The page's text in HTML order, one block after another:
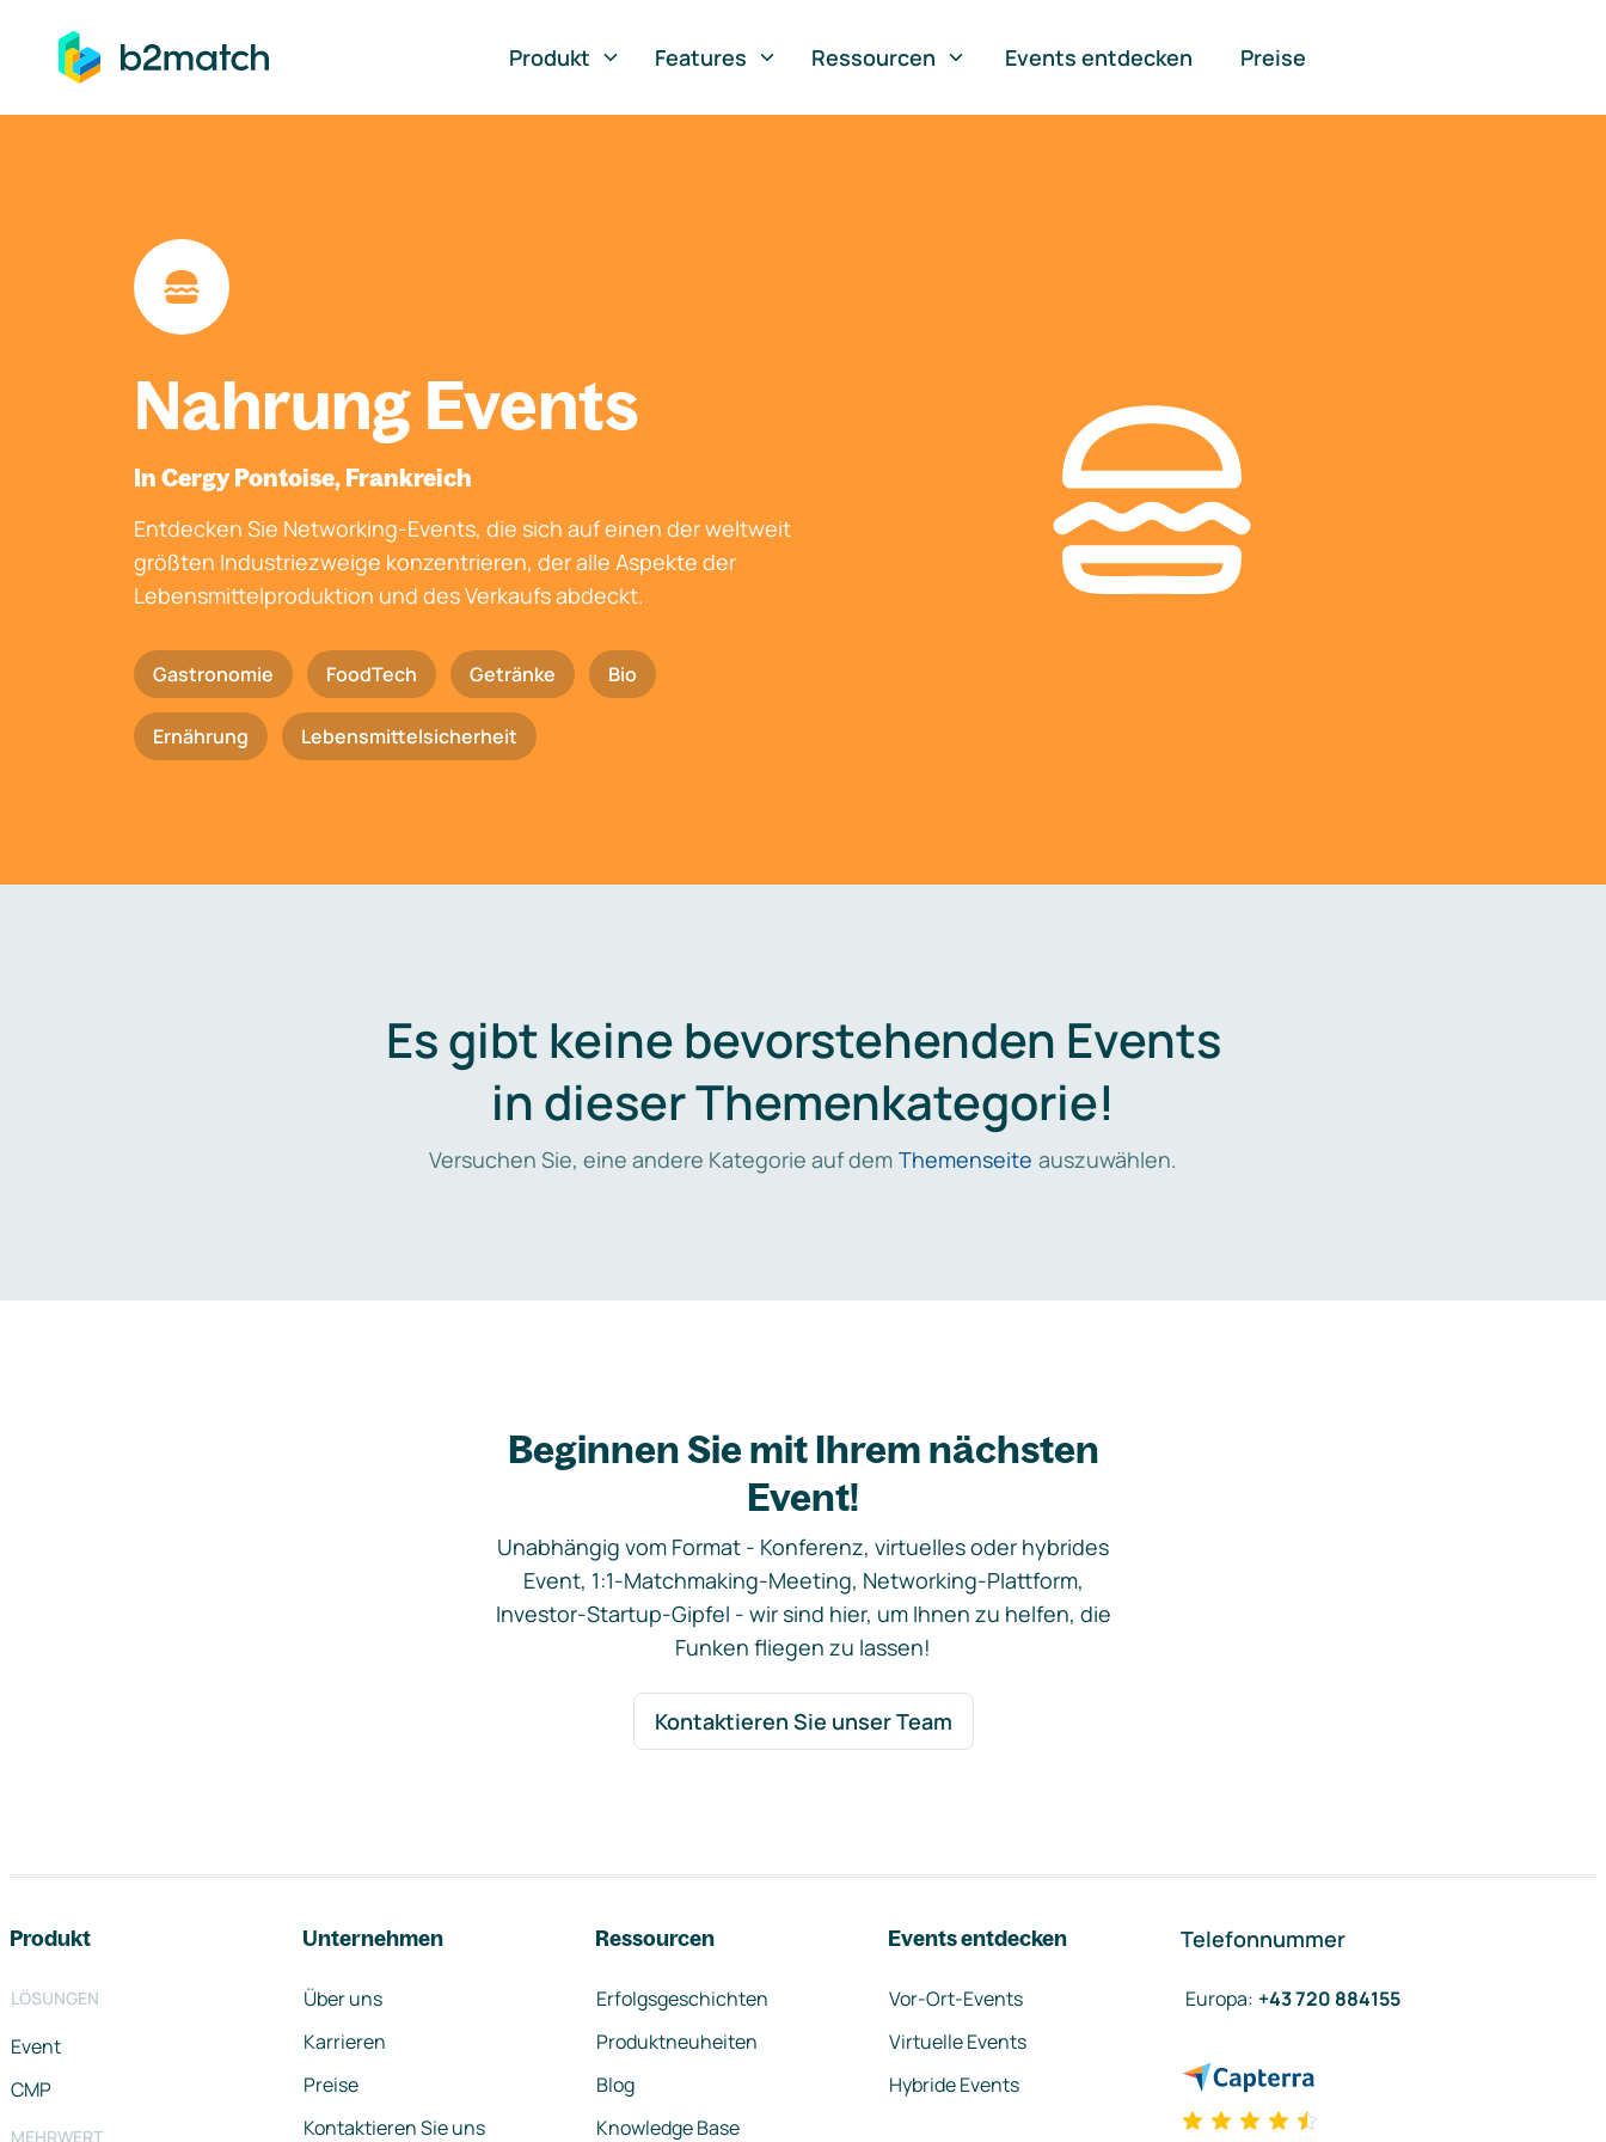
springen
Produkt
Features Ressourcen Events entdecken Preise
Nahrung Events
In Cergy Pontoise, Frankreich
Entdecken Sie Networking-Events, die sich auf einen der weltweit
größten Industriezweige konzentrieren, der alle Aspekte der
Lebensmittelproduktion und des Verkaufs abdeckt.
Gastronomie FoodTech Getränke Bio
Ernährung Lebensmittelsicherheit
Es gibt keine bevorstehenden Events
in dieser Themenkategorie!
Versuchen Sie, eine andere Kategorie auf dem Themenseite auszuwählen.
Beginnen Sie mit Ihrem nächsten
Event!
Unabhängig vom Format - Konferenz, virtuelles oder hybrides
Event, 1:1-Matchmaking-Meeting, Networking-Plattform,
Investor-Startup-Gipfel - wir sind hier, um Ihnen zu helfen, die
Funken fliegen zu lassen!
Kontaktieren Sie unser Team
Produkt
LÖSUNGEN
Event
CMP
MEHRWERT
Unternehmen
Über uns
Karrieren
Preise
Kontaktieren Sie uns
Ressourcen
Erfolgsgeschichten
Produktneuheiten
Blog
Knowledge Base
Events entdecken
Vor-Ort-Events
Virtuelle Events
Hybride Events
Telefonnummer
Europa: +43 720 884155